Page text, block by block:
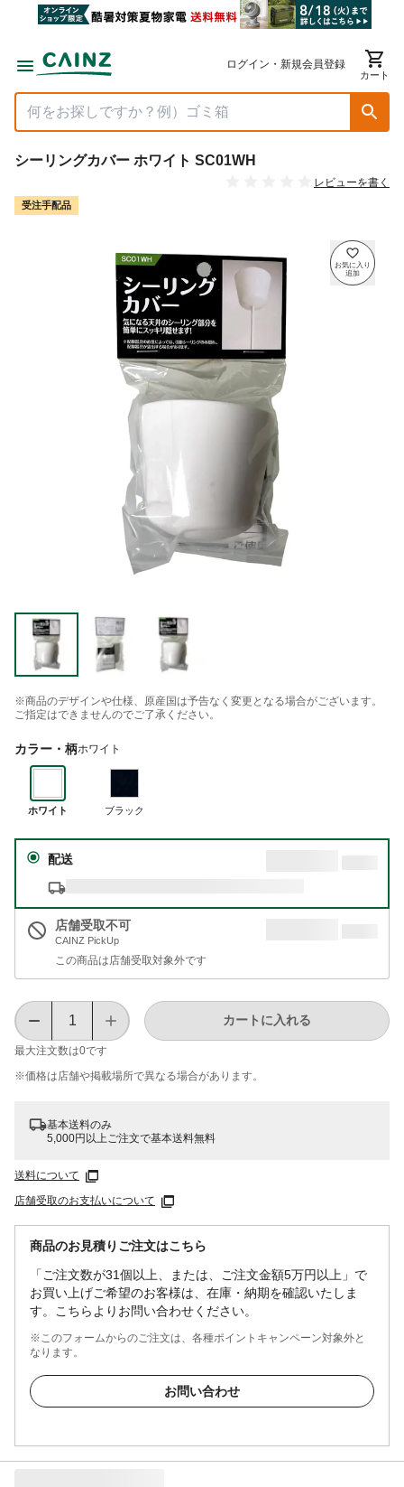
ログイン・新規会員登録
カート
シーリングカバー ホワイト SC01WH
レビューを書く
受注手配品
※商品のデザインや仕様、原産国は予告なく変更となる場合がございます。
ご指定はできませんのでご了承ください。
カラー・柄ホワイト
ホワイト ブラック
配送
店舗受取不可
CAINZ PickUp
この商品は店舗受取対象外です
最大注文数は0です
カートに入れる
※価格は​店舗や​掲載場所で​異なる​場合が​あります。
基本送料のみ
5,000円以上ご注文で基本送料無料
送料について
店舗受取のお支払いについて
商品のお見積りご注文はこちら
「ご注文数が31個以上、または、ご注文金額5万円以上」で
お買い上げご希望のお客様は、在庫・納期を確認いたしま
す。こちらよりお問い合わせください。
※このフォームからのご注文は、各種ポイントキャンペーン対象外と
なります。
お問い合わせ